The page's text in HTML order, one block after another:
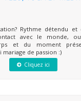
Rythme détendu et
avec le monde,
et du moment
de passion :)
Cliquez ici